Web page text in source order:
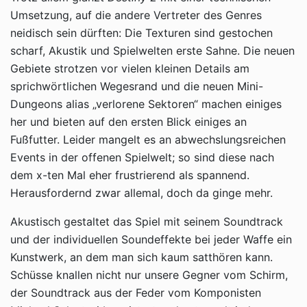
Umsetzung, auf die andere Vertreter des Genres
neidisch sein dürften: Die Texturen sind gestochen
scharf, Akustik und Spielwelten erste Sahne. Die neuen
Gebiete strotzen vor vielen kleinen Details am
sprichwörtlichen Wegesrand und die neuen Mini-
Dungeons alias „verlorene Sektoren“ machen einiges
her und bieten auf den ersten Blick einiges an
Fußfutter. Leider mangelt es an abwechslungsreichen
Events in der offenen Spielwelt; so sind diese nach
dem x-ten Mal eher frustrierend als spannend.
Herausfordernd zwar allemal, doch da ginge mehr.
Akustisch gestaltet das Spiel mit seinem Soundtrack
und der individuellen Soundeffekte bei jeder Waffe ein
Kunstwerk, an dem man sich kaum satthören kann.
Schüsse knallen nicht nur unsere Gegner vom Schirm,
der Soundtrack aus der Feder vom Komponisten